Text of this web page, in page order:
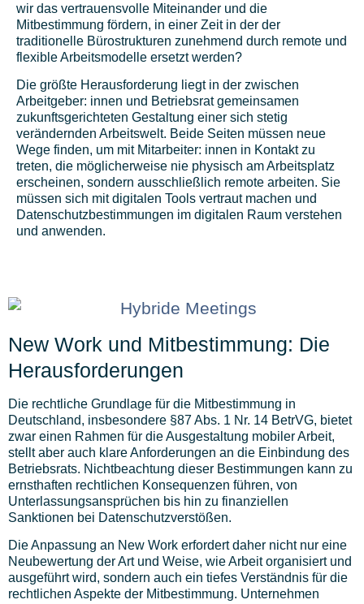
wir das vertrauensvolle Miteinander und die
Mitbestimmung fördern, in einer Zeit in der der
traditionelle Bürostrukturen zunehmend durch remote und
flexible Arbeitsmodelle ersetzt werden?
Die größte Herausforderung liegt in der zwischen
Arbeitgeber: innen und Betriebsrat gemeinsamen
zukunftsgerichteten Gestaltung einer sich stetig
verändernden Arbeitswelt. Beide Seiten müssen neue
Wege finden, um mit Mitarbeiter: innen in Kontakt zu
treten, die möglicherweise nie physisch am Arbeitsplatz
erscheinen, sondern ausschließlich remote arbeiten. Sie
müssen sich mit digitalen Tools vertraut machen und
Datenschutzbestimmungen im digitalen Raum verstehen
und anwenden.
New Work und Mitbestimmung: Die
Herausforderungen​
Die rechtliche Grundlage für die Mitbestimmung in
Deutschland, insbesondere §87 Abs. 1 Nr. 14 BetrVG, bietet
zwar einen Rahmen für die Ausgestaltung mobiler Arbeit,
stellt aber auch klare Anforderungen an die Einbindung des
Betriebsrats. Nichtbeachtung dieser Bestimmungen kann zu
ernsthaften rechtlichen Konsequenzen führen, von
Unterlassungsansprüchen bis hin zu finanziellen
Sanktionen bei Datenschutzverstößen.
Die Anpassung an New Work erfordert daher nicht nur eine
Neubewertung der Art und Weise, wie Arbeit organisiert und
ausgeführt wird, sondern auch ein tiefes Verständnis für die
rechtlichen Aspekte der Mitbestimmung. Unternehmen